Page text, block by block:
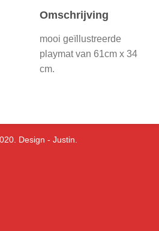
Omschrijving
mooi geïllustreerde
playmat van 61cm x 34
cm.
Design - Justin.